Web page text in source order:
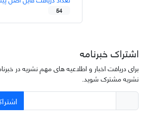
54
اشتراک خبرنامه
برای دریافت اخبار و اطلاعیه های مهم نشریه در
نشریه مشترک شوید.